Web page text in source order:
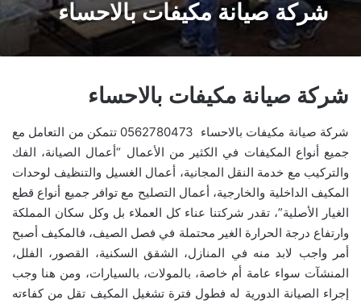
شركة صيانة مكيفات بالاحساء
شركة صيانة مكيفات بالاحساء
شركة صيانة مكيفات بالاحساء 0562780473 تتمكن من التعامل مع
جميع أنواع المكيفات في الكثير من الأعمال “أعمال الصيانة، الفك
والتركيب مع خدمة النقل المجانية، أعمال الغسيل والتنظيف لوحدات
المكيف الداخلية والخارجية، أعمال التصليح مع توافر جميع أنواع قطع
الغيار الأصلية”، تقدر شركتنا عناء كل العملاء بل وكل سكان المملكة
وارتفاع درجة الحرارة الغير محتملة في فصل الصيف، فالمكيف أصبح
أمر واجب لابد منه في المنازل، الشقق السكنية، القصور، الفلل،
المنشآت سواء عامة أم خاصة، بالمولات، بالسيارات، ومن هنا وجب
إجراء الصيانة الدورية له فطول فترة تشغيل المكيف تقل من كفاءته